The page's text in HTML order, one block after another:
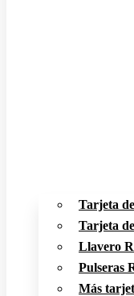
Tarjeta
Tarjeta
Llavero
Pulseras
Más